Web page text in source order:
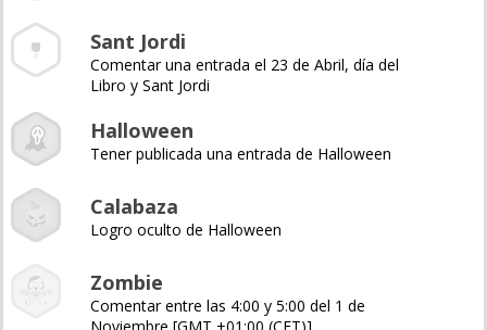
Sant Jordi
Comentar una entrada el 23 de Abril, día del
Libro y Sant Jordi
Halloween
Tener publicada una entrada de Halloween
Calabaza
Logro oculto de Halloween
Zombie
Comentar entre las 4:00 y 5:00 del 1 de